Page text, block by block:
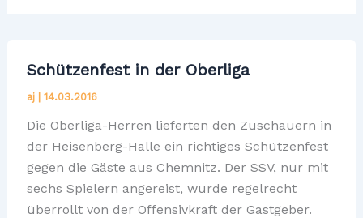
Schützenfest in der Oberliga
aj 14.03.2016
Die Oberliga-Herren lieferten den Zuschauern in
der Heisenberg-Halle ein richtiges Schützenfest
gegen die Gäste aus Chemnitz. Der SSV, nur mit
sechs Spielern angereist, wurde regelrecht
überrollt von der Offensivkraft der Gastgeber.